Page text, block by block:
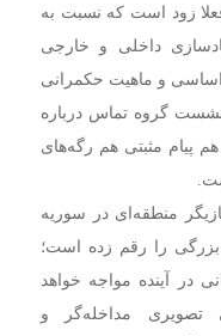
زود است که نسبت به
داخلی و خارجی
اساسی و ماهیت حکمرانی
نشست گروه تماس درباره
پیام مثبتی هم رگه‌های
منطقه‌ای در سوریه
بزرگی را رقم زده است؛
در آینده مواجه خواهد
تصویری مداخله‌گر و